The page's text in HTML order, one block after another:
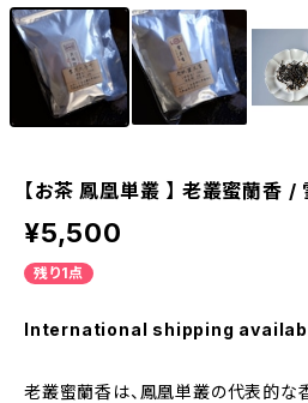
【お茶 鳳凰単叢 】 老叢蜜蘭香 /
¥5,500
残り1点
International shipping
老叢蜜蘭香は、鳳凰単叢の代表的な